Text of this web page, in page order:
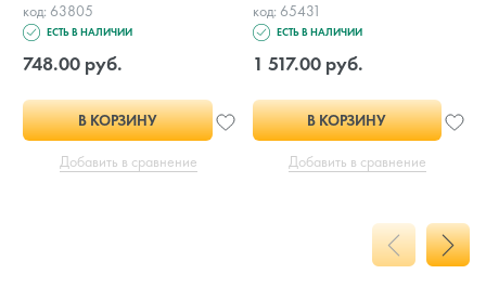
код: 63805
ЕСТЬ В НАЛИЧИИ
748.00 руб.
В КОРЗИНУ
Добавить в сравнение
код: 65431
ЕСТЬ В НАЛИЧИИ
1 517.00 руб.
В КОРЗИНУ
Добавить в сравнение